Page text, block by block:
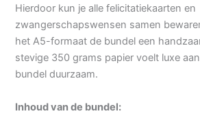
Hierdoor kun je alle felicitatiekaarten en
zwangerschapswensen samen
het A5-formaat de bundel een
stevige 350 grams papier voelt luxe
bundel duurzaam.
Inhoud van de bundel: